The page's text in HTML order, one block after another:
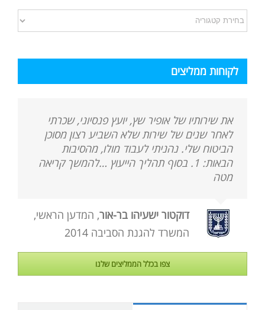
קטגוריות
המאמרים
לקוחות ממליצים
את שירותיו של אופיר שץ, יועץ פנסיוני, שכרתי
לאחר שנים של שירות שלא השביע רצון מסוכן
הביטוח שלי. נהניתי לעבוד מולו, מהסיבות
הבאות: 1. בסוף תהליך הייעוץ …להמשך קריאה
מטה
דוקטור ישעיהו בר-אור, המדען הראשי,
המשרד להגנת הסביבה 2014
צפו בכלל הממליצים שלנו